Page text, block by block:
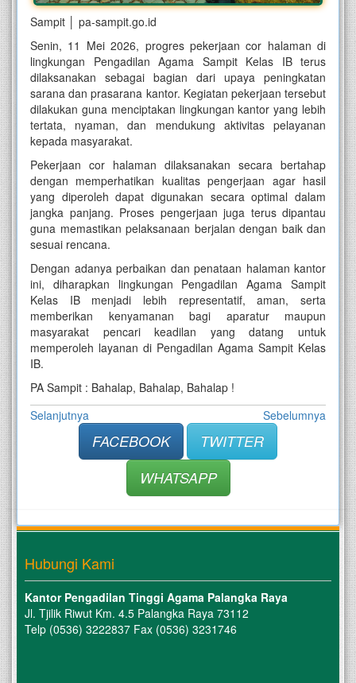
Sampit │ pa-sampit.go.id
Senin, 11 Mei 2026, progres pekerjaan cor halaman di
lingkungan Pengadilan Agama Sampit Kelas IB terus
dilaksanakan sebagai bagian dari upaya peningkatan
sarana dan prasarana kantor. Kegiatan pekerjaan tersebut
dilakukan guna menciptakan lingkungan kantor yang lebih
tertata, nyaman, dan mendukung aktivitas pelayanan
kepada masyarakat.
Pekerjaan cor halaman dilaksanakan secara bertahap
dengan memperhatikan kualitas pengerjaan agar hasil
yang diperoleh dapat digunakan secara optimal dalam
jangka panjang. Proses pengerjaan juga terus dipantau
guna memastikan pelaksanaan berjalan dengan baik dan
sesuai rencana.
Dengan adanya perbaikan dan penataan halaman kantor
ini, diharapkan lingkungan Pengadilan Agama Sampit
Kelas IB menjadi lebih representatif, aman, serta
memberikan kenyamanan bagi aparatur maupun
masyarakat pencari keadilan yang datang untuk
memperoleh layanan di Pengadilan Agama Sampit Kelas
IB.
PA Sampit : Bahalap, Bahalap, Bahalap !
Selanjutnya
Sebelumnya
FACEBOOK
TWITTER
WHATSAPP
Hubungi Kami
Kantor Pengadilan Tinggi Agama Palangka Raya
Jl. Tjilik Riwut Km. 4.5 Palangka Raya 73112
Telp (0536) 3222837 Fax (0536) 3231746